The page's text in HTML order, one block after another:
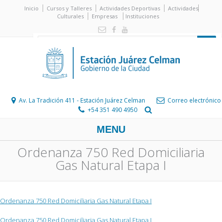
Inicio Cursos y Talleres Actividades Deportivas
Actividades
Culturales
Empresas Instituciones
Av. La Tradición 411 - Estación Juárez Celman
Correo electrónico
+54 351 490 4950
MENU
Ordenanza 750 Red Domiciliaria
Gas Natural Etapa I
Ordenanza 750 Red Domiciliaria Gas Natural Etapa I
Ordenanza 750 Red Domiciliaria Gas Natural Etapa I